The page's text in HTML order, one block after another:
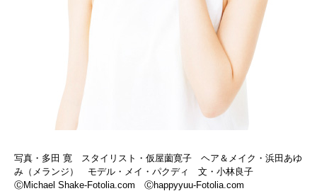
写真・多田 寛 スタイリスト・仮屋薗寛子 ヘア＆メイク・浜田あゆ
み（メランジ） モデル・メイ・パクディ 文・小林良子
ⒸMichael Shake-Fotolia.com Ⓒhappyyuu-Fotolia.com